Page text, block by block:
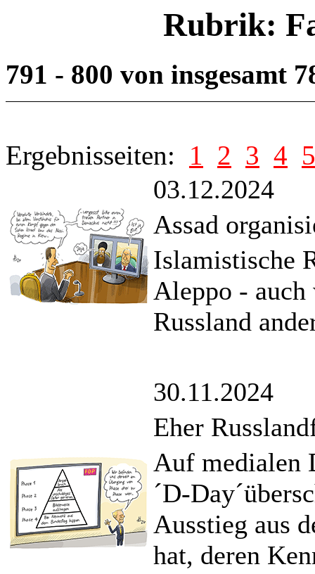
Rubrik:
791 - 800 von insgesamt
Ergebnisseiten: 1 2 3 4 5
03.12.2024
Assad
Islamistische
Aleppo - auch
Russland
30.11.2024
Eher
Auf medialen
´D-
Ausstieg aus
hat, deren